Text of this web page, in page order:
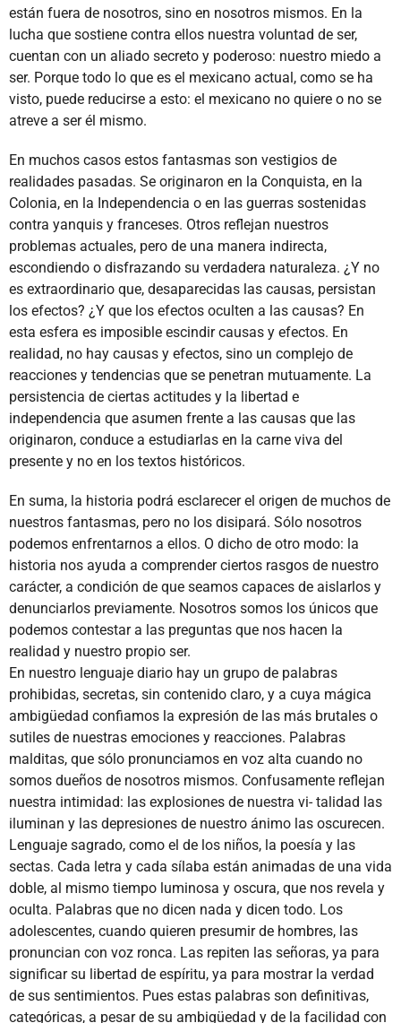
están fuera de nosotros, sino en nosotros mismos. En la
lucha que sostiene contra ellos nuestra voluntad de ser,
cuentan con un aliado secreto y poderoso: nuestro miedo a
ser. Porque todo lo que es el mexicano actual, como se ha
visto, puede reducirse a esto: el mexicano no quiere o no se
atreve a ser él mismo.
En muchos casos estos fantasmas son vestigios de
realidades pasadas. Se originaron en la Conquista, en la
Colonia, en la Independencia o en las guerras sostenidas
contra yanquis y franceses. Otros reflejan nuestros
problemas actuales, pero de una manera indirecta,
escondiendo o disfrazando su verdadera naturaleza. ¿Y no
es extraordinario que, desaparecidas las causas, persistan
los efectos? ¿Y que los efectos oculten a las causas? En
esta esfera es imposible escindir causas y efectos. En
realidad, no hay causas y efectos, sino un complejo de
reacciones y tendencias que se penetran mutuamente. La
persistencia de ciertas actitudes y la libertad e
independencia que asumen frente a las causas que las
originaron, conduce a estudiarlas en la carne viva del
presente y no en los textos históricos.
En suma, la historia podrá esclarecer el origen de muchos de
nuestros fantasmas, pero no los disipará. Sólo nosotros
podemos enfrentarnos a ellos. O dicho de otro modo: la
historia nos ayuda a comprender ciertos rasgos de nuestro
carácter, a condición de que seamos capaces de aislarlos y
denunciarlos previamente. Nosotros somos los únicos que
podemos contestar a las preguntas que nos hacen la
realidad y nuestro propio ser.
En nuestro lenguaje diario hay un grupo de palabras
prohibidas, secretas, sin contenido claro, y a cuya mágica
ambigüedad confiamos la expresión de las más brutales o
sutiles de nuestras emociones y reacciones. Palabras
malditas, que sólo pronunciamos en voz alta cuando no
somos dueños de nosotros mismos. Confusamente reflejan
nuestra intimidad: las explosiones de nuestra vi- talidad las
iluminan y las depresiones de nuestro ánimo las oscurecen.
Lenguaje sagrado, como el de los niños, la poesía y las
sectas. Cada letra y cada sílaba están animadas de una vida
doble, al mismo tiempo luminosa y oscura, que nos revela y
oculta. Palabras que no dicen nada y dicen todo. Los
adolescentes, cuando quieren presumir de hombres, las
pronuncian con voz ronca. Las repiten las señoras, ya para
significar su libertad de espíritu, ya para mostrar la verdad
de sus sentimientos. Pues estas palabras son definitivas,
categóricas, a pesar de su ambigüedad y de la facilidad con